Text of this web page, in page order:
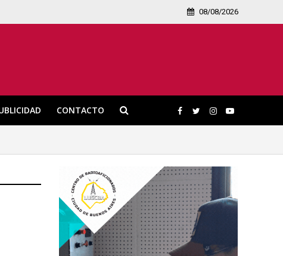
08/08/2026
CONTACTO